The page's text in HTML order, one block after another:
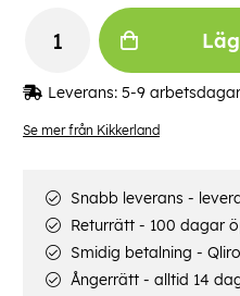
Se mer från Kikkerland
Leverans: 5-9 arbetsdagar
Snabb leverans -
Returrätt - 100 dagar
Smidig betalning -
Ångerrätt - alltid 14